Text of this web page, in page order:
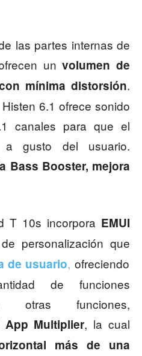
las partes internas de
unvolumen de
mínima distorsión.
6.1 ofrece sonido
canales para que el
gusto del usuario.
Bass Booster, mejora
T 10s incorpora EMUI
personalización que
de usuario, ofreciendo
de funciones
otras funciones,
App Multiplier, la cual
más de una